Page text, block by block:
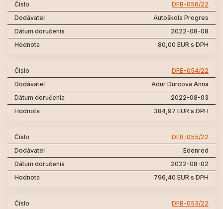
DFB-056/22
Autoškola Progres
2022-08-08
80,00 EUR s DPH
DFB-054/22
Adur Durcova Anna
2022-08-03
384,97 EUR s DPH
DFB-055/22
Edenred
2022-08-02
796,40 EUR s DPH
DFB-053/22